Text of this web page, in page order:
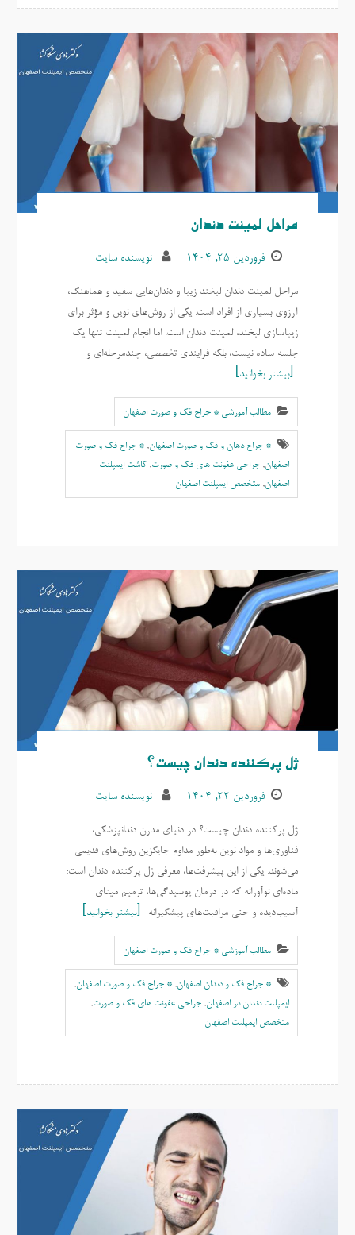
مراحل لمینت دندان
فروردین ۲۵, ۱۴۰۴ نویسنده سایت
مراحل لمینت دندان لبخند زیبا و دندان‌هایی سفید و هماهنگ،
آرزوی بسیاری از افراد است. یکی از روش‌های نوین و مؤثر برای
زیباسازی لبخند، لمینت دندان است. اما انجام لمینت تنها یک
جلسه ساده نیست، بلکه فرایندی تخصصی، چندمرحله‌ای و
بیشتر بخوانید
مطالب آموزشی * جراح فک و صورت اصفهان
* جراح دهان و فک و صورت اصفهان, * جراح فک و صورت
اصفهان, جراحی عفونت های فک و صورت, کاشت ایمپلنت
اصفهان, متخصص ایمپلنت اصفهان
ژل پرکننده دندان چیست؟
فروردین ۲۲, ۱۴۰۴ نویسنده سایت
ژل پرکننده دندان چیست؟ در دنیای مدرن دندانپزشکی،
فناوری‌ها و مواد نوین به‌طور مداوم جایگزین روش‌های قدیمی
می‌شوند. یکی از این پیشرفت‌ها، معرفی ژل پرکننده دندان است؛
ماده‌ای نوآورانه که در درمان پوسیدگی‌ها، ترمیم مینای
آسیب‌دیده و حتی مراقبت‌های پیشگیرانه
بیشتر بخوانید
مطالب آموزشی * جراح فک و صورت اصفهان
* جراح فک و دندان اصفهان, * جراح فک و صورت اصفهان,
ایمپلنت دندان در اصفهان, جراحی عفونت های فک و صورت,
متخصص ایمپلنت اصفهان